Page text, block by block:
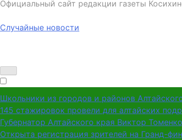
Официальный сайт редакции газеты
Случайные новости
Школьники из городов и районов
145 стажировок провели для алтайских
Губернатор Алтайского края Виктор
Открыта регистрация зрителей на Гранд-